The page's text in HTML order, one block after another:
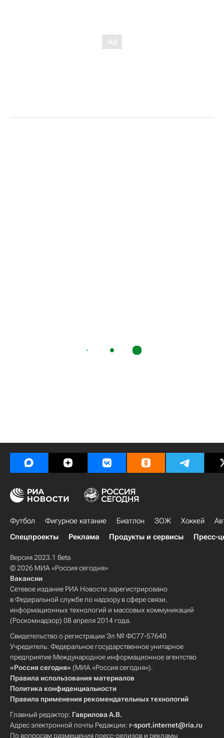
Футбол Фигурное катание Биатлон ЗОЖ Хоккей
Спецпроекты
Реклама Продукты и сервисы Пресс-
Версия 2023.1 Beta
© 2026 МИА «Россия сегодня»
Вакансии
Сетевое издание РИА Новости зарегистрировано
в Федеральной службе по надзору в сфере связи,
информационных технологий и массовых коммуникаций
(Роскомнадзор) 08 апреля 2014 года.
Свидетельство о регистрации Эл № ФС77-57640
Учредитель: Федеральное государственное унитарное
предприятие Международное информационное агентство
«Россия сегодня» (МИА «Россия сегодня»).
Правила использования материалов
Политика конфиденциальности
Правила применения рекомендательных технологий
Главный редактор: Гаврилова А.В.
Адрес электронной почты Редакции: r-sport.internet@ria.ru
По вопросам размещения пресс-релизов и рекламы